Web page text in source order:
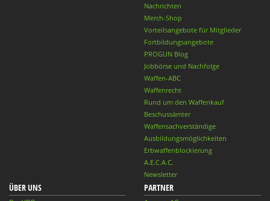
Nachrichten
Merch-Shop
Vorteilsangebote für Mitglieder
Fortbildungsangebote
PROGUN Blog
Jobbörse und Nachfolge
Waffen-ABC
Waffenrecht
Rund um den Waffenkauf
Beschussämter
Waffensachverständige
Ausbildungsmöglichkeiten
Erbwaffenblockierung
A.E.C.A.C.
Newsletter
ÜBER UNS PARTNER